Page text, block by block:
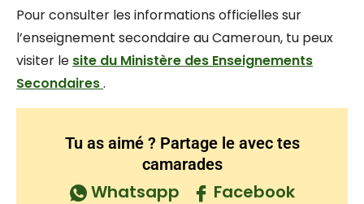
Pour consulter les informations officielles sur
l’enseignement secondaire au Cameroun, tu peux
visiter le site du Ministère des Enseignements
Secondaires.
Tu as aimé ? Partage le avec tes
camarades
Whatsapp Facebook